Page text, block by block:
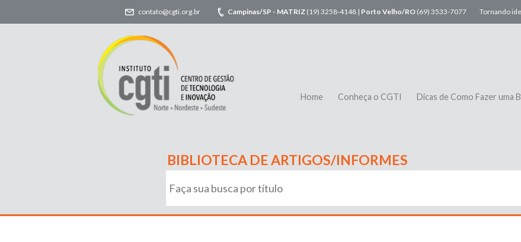
contato@cgti.org.br Campinas/SP - MATRIZ (19) 3258-4148 | Porto Velho/RO (69) 3533-7077 Tornando
Home Conheça o CGTI Dicas de Como Fazer uma
BIBLIOTECA DE ARTIGOS/INFORMES